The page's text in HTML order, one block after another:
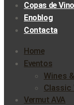
Copas de
Enoblog
Contacta
Home
Eventos
Wines
Classic
Vermut AVA